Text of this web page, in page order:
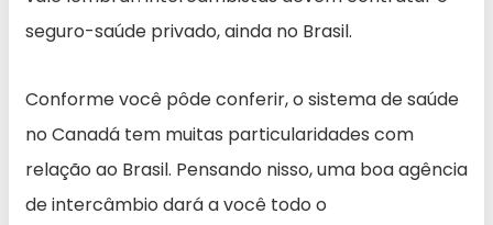
seguro-saúde privado, ainda no Brasil.
Conforme você pôde conferir, o sistema de saúde
no Canadá tem muitas particularidades com
relação ao Brasil. Pensando nisso, uma boa agência
de intercâmbio dará a você todo o